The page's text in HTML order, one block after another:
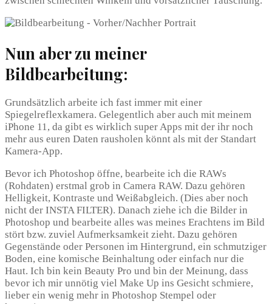
Nun aber zu meiner
Bildbearbeitung:
Grundsätzlich arbeite ich fast immer mit einer
Spiegelreflexkamera. Gelegentlich aber auch mit meinem
iPhone 11, da gibt es wirklich super Apps mit der ihr noch
mehr aus euren Daten rausholen könnt als mit der Standart
Kamera-App.
Bevor ich Photoshop öffne, bearbeite ich die RAWs
(Rohdaten) erstmal grob in Camera RAW. Dazu gehören
Helligkeit, Kontraste und Weißabgleich. (Dies aber noch
nicht der INSTA FILTER). Danach ziehe ich die Bilder in
Photoshop und bearbeite alles was meines Erachtens im Bild
stört bzw. zuviel Aufmerksamkeit zieht. Dazu gehören
Gegenstände oder Personen im Hintergrund, ein schmutziger
Boden, eine komische Beinhaltung oder einfach nur die
Haut. Ich bin kein Beauty Pro und bin der Meinung, dass
bevor ich mir unnötig viel Make Up ins Gesicht schmiere,
lieber ein wenig mehr in Photoshop Stempel oder